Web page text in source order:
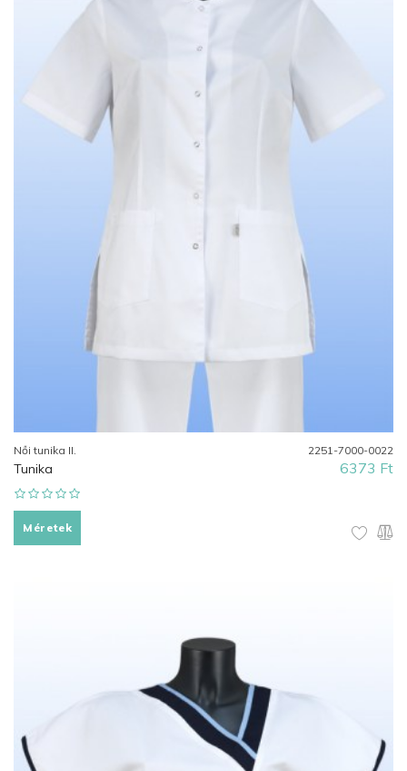
Női tunika II. 2251-7000-0022
Tunika 6373 Ft
Méretek